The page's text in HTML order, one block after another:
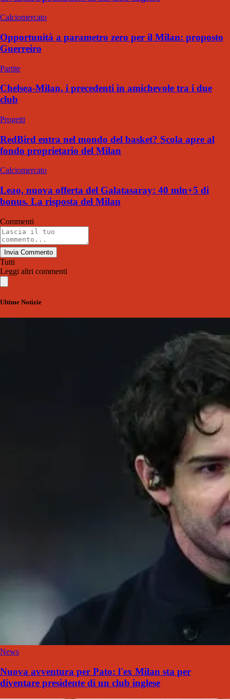
Calciomercato
Opportunità a parametro zero per il Milan: proposto
Guerreiro
Partite
Chelsea-Milan, i precedenti in amichevole tra i due
club
Progetti
RedBird entra nel mondo del basket? Scola apre al
fondo proprietario del Milan
Calciomercato
Leao, nuova offerta del Galatasaray: 40 mln+5 di
bonus. La risposta del Milan
Commenti
Invia Commento
Tutti
Leggi altri commenti
Ultime Notizie
News
Nuova avventura per Pato: l'ex Milan sta per
diventare presidente di un club inglese